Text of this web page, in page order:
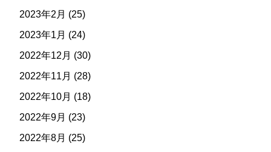
2023年2月 (25)
2023年1月 (24)
2022年12月 (30)
2022年11月 (28)
2022年10月 (18)
2022年9月 (23)
2022年8月 (25)